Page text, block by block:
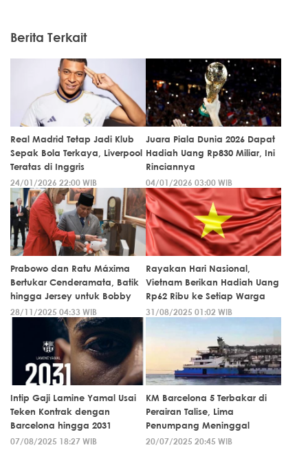
Berita Terkait
Real Madrid Tetap Jadi Klub
Sepak Bola Terkaya, Liverpool
Teratas di Inggris
24/01/2026 22:00 WIB
Juara Piala Dunia 2026 Dapat
Hadiah Uang Rp830 Miliar, Ini
Rinciannya
04/01/2026 03:00 WIB
Prabowo dan Ratu Máxima
Bertukar Cenderamata, Batik
hingga Jersey untuk Bobby
28/11/2025 04:33 WIB
Rayakan Hari Nasional,
Vietnam Berikan Hadiah Uang
Rp62 Ribu ke Setiap Warga
31/08/2025 01:02 WIB
Intip Gaji Lamine Yamal Usai
Teken Kontrak dengan
Barcelona hingga 2031
07/08/2025 18:27 WIB
KM Barcelona 5 Terbakar di
Perairan Talise, Lima
Penumpang Meninggal
20/07/2025 20:45 WIB